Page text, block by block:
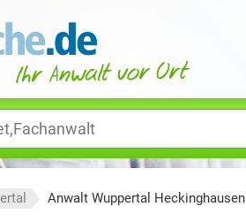
Anwalt Wuppertal Heckinghausen